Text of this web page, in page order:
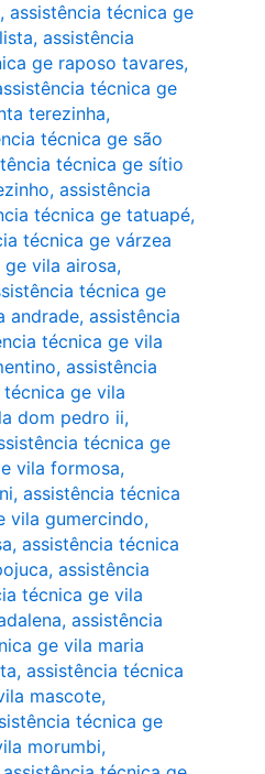
, assistência técnica ge
, assistência
ge raposo tavares,
técnica ge
terezinha,
técnica ge são
técnica ge sítio
, assistência
técnica ge tatuapé,
técnica ge várzea
vila airosa,
técnica ge
andrade, assistência
técnica ge vila
, assistência
ge vila
dom pedro ii,
técnica ge
vila formosa,
, assistência técnica
vila gumercindo,
, assistência técnica
, assistência
técnica ge vila
, assistência
ge vila maria
, assistência técnica
mascote,
técnica ge
morumbi,